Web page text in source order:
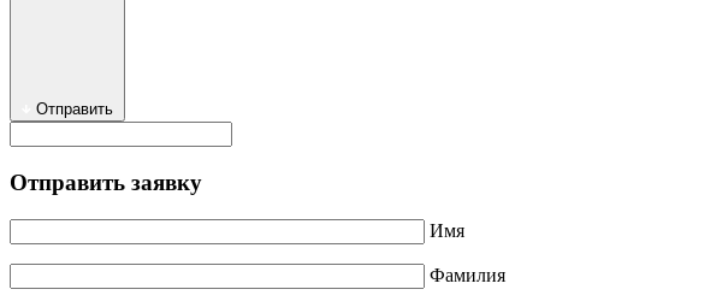
Отправить
Отправить заявку
Имя
Фамилия